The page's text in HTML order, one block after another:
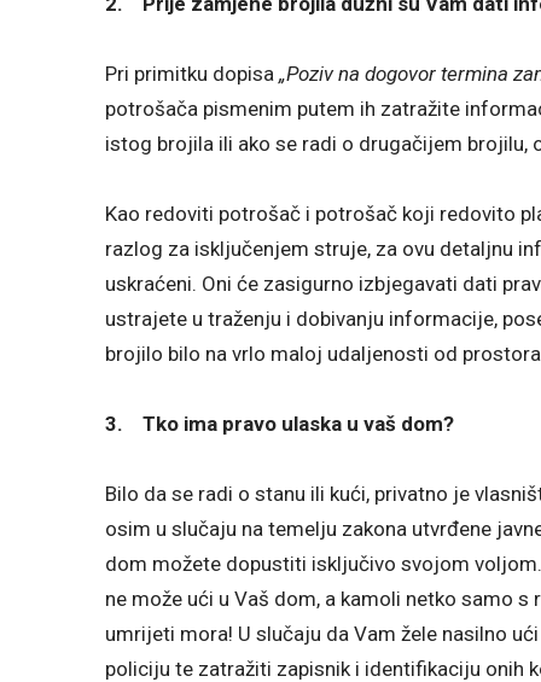
Pri primitku dopisa „Poziv na dogovor termina
potrošača pismenim putem ih zatražite
istog brojila ili ako se radi o drugačijem brojilu,
Kao redoviti potrošač i potrošač koji redovito
razlog za isključenjem struje, za ovu detaljnu
uskraćeni. Oni će zasigurno izbjegavati dati
ustrajete u traženju i dobivanju informacije,
brojilo bilo na vrlo maloj udaljenosti od
3. Tko ima pravo ulaska u vaš dom?
Bilo da se radi o stanu ili kući, privatno je
osim u slučaju na temelju zakona utvrđene
dom možete dopustiti isključivo svojom
ne može ući u Vaš dom, a kamoli netko samo
umrijeti mora! U slučaju da Vam žele nasilno
policiju te zatražiti zapisnik i identifikaciju onih